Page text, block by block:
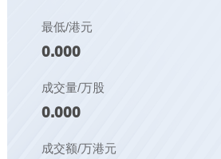
最低/港元
0.000
成交量/万股
0.000
成交额/万港元